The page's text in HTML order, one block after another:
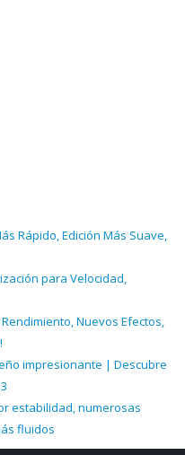
Rápido, Edición Más Suave,
para Velocidad,
Nuevos Efectos,
impresionante | Descubre
estabilidad, numerosas
fluidos